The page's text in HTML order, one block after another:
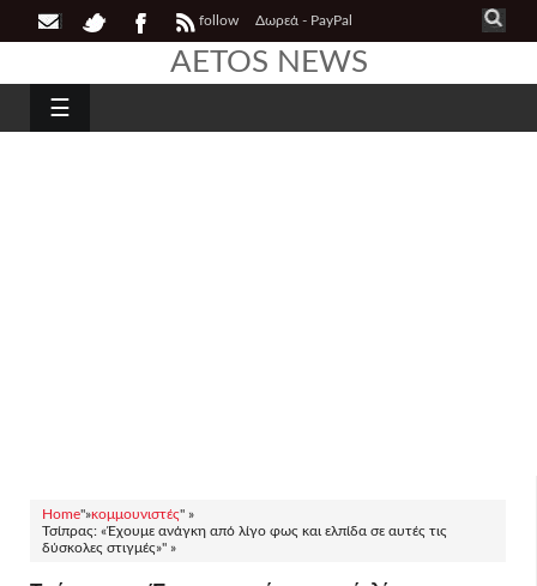
follow Δωρεά - PayPal
AETOS NEWS
☰
Home"»κομμουνιστές" »
Τσίπρας: «Έχουμε ανάγκη από λίγο φως και ελπίδα σε αυτές τις
δύσκολες στιγμές»" »